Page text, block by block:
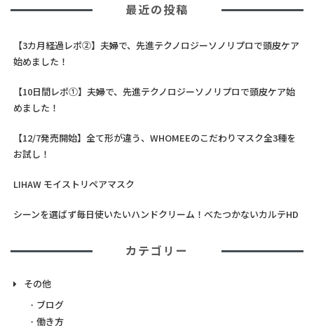
最近の投稿
【3カ月経過レポ②】夫婦で、先進テクノロジーソノリプロで頭皮ケア
始めました！
【10日間レポ①】夫婦で、先進テクノロジーソノリプロで頭皮ケア始
めました！
【12/7発売開始】全て形が違う、WHOMEEのこだわりマスク全3種を
お試し！
LIHAW モイストリペアマスク
シーンを選ばず毎日使いたいハンドクリーム！べたつかないカルテHD
カテゴリー
その他
ブログ
働き方